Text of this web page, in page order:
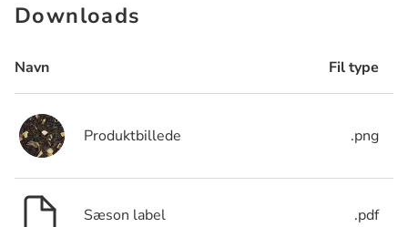
Downloads
Navn Fil type
Produktbillede .png
Sæson label .pdf